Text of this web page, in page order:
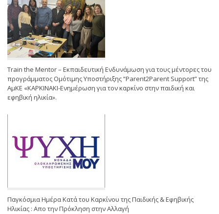
Train the Mentor – Εκπαιδευτική Ενδυνάμωση για τους μέντορες του
προγράμματος Ομότιμης Υποστήριξης “Parent2Parent Support” της
ΑμΚΕ «ΚΑΡΚΙΝΑΚΙ-Ενημέρωση για τον καρκίνο στην παιδική και
εφηβική ηλικία».
Παγκόσμια Ημέρα Κατά του Καρκίνου της Παιδικής & Εφηβικής
Ηλικίας : Απο την Πρόκληση στην Αλλαγή